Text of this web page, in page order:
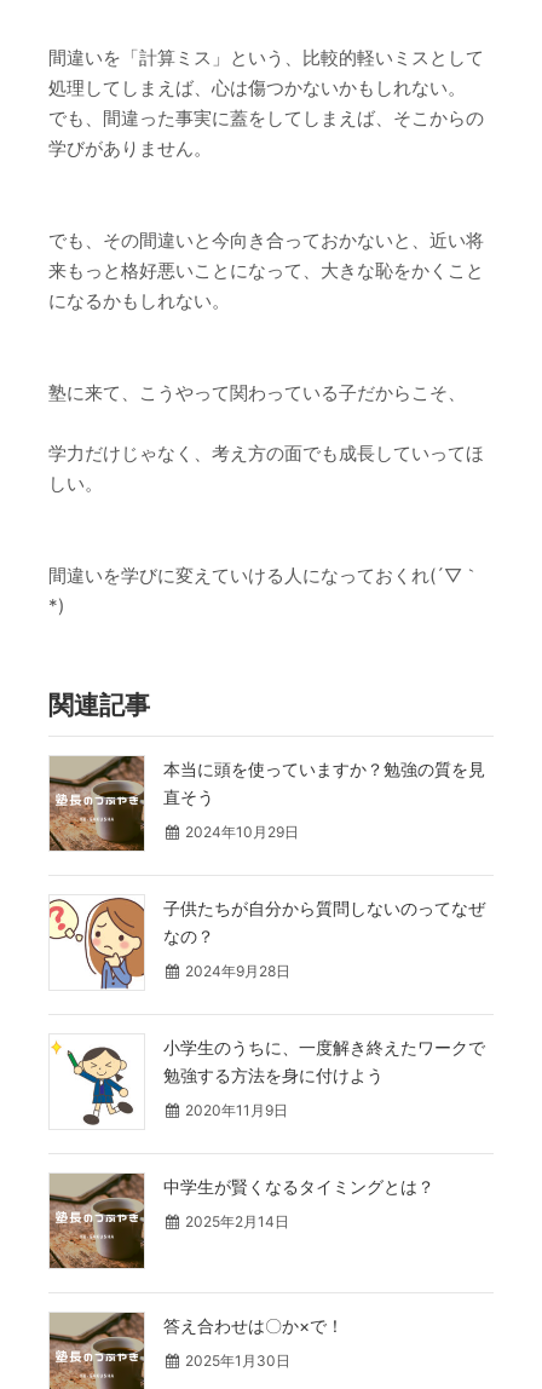
間違いを「計算ミス」という、比較的軽いミスとして
処理してしまえば、心は傷つかないかもしれない。
でも、間違った事実に蓋をしてしまえば、そこからの
学びがありません。
でも、その間違いと今向き合っておかないと、近い将
来もっと格好悪いことになって、大きな恥をかくこと
になるかもしれない。
塾に来て、こうやって関わっている子だからこそ、
学力だけじゃなく、考え方の面でも成長していってほ
しい。
間違いを学びに変えていける人になっておくれ(´▽｀
*)
関連記事
本当に頭を使っていますか？勉強の質を見
直そう
2024年10月29日
子供たちが自分から質問しないのってなぜ
なの？
2024年9月28日
小学生のうちに、一度解き終えたワークで
勉強する方法を身に付けよう
2020年11月9日
中学生が賢くなるタイミングとは？
2025年2月14日
答え合わせは〇か×で！
2025年1月30日